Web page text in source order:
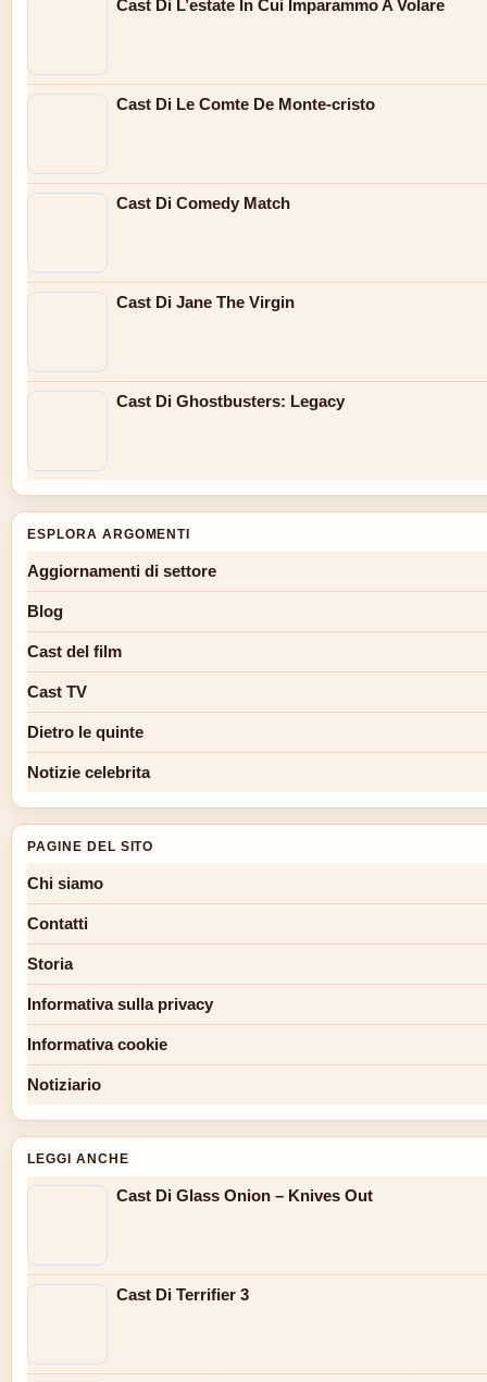
Cast Di L’estate In Cui Imparammo A Volare
Cast Di Le Comte De Monte-cristo
Cast Di Comedy Match
Cast Di Jane The Virgin
Cast Di Ghostbusters: Legacy
ESPLORA ARGOMENTI
Aggiornamenti di settore
Blog
Cast del film
Cast TV
Dietro le quinte
Notizie celebrita
PAGINE DEL SITO
Chi siamo
Contatti
Storia
Informativa sulla privacy
Informativa cookie
Notiziario
LEGGI ANCHE
Cast Di Glass Onion – Knives Out
Cast Di Terrifier 3